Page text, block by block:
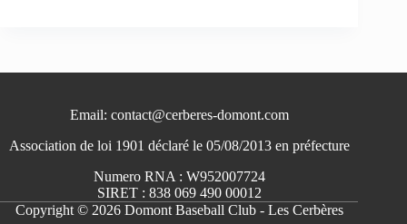
Email: contact@cerberes-domont.com
Association de loi 1901 déclaré le 05/08/2013 en préfecture
Numero RNA : W952007724
SIRET : 838 069 490 00012
Copyright © 2026 Domont Baseball Club - Les Cerbères